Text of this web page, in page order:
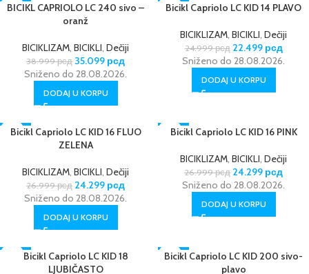
-10%
BICIKL CAPRIOLO LC 240 sivo –
oranž
BICIKLIZAM, BICIKLI, Dečiji
38.999рсд 35.099 рсд
Sniženo do 28.08.2026.
DODAJ U KORPU
-10%
Bicikl Capriolo LC KID 14 PLAVO
BICIKLIZAM, BICIKLI, Dečiji
24.999рсд 22.499 рсд
Sniženo do 28.08.2026.
DODAJ U KORPU
-10%
Bicikl Capriolo LC KID 16 FLUO
ZELENA
BICIKLIZAM, BICIKLI, Dečiji
26.999рсд 24.299 рсд
Sniženo do 28.08.2026.
DODAJ U KORPU
-10%
Bicikl Capriolo LC KID 16 PINK
BICIKLIZAM, BICIKLI, Dečiji
26.999рсд 24.299 рсд
Sniženo do 28.08.2026.
DODAJ U KORPU
Bicikl Capriolo LC KID 18
LJUBIČASTO
-10%
Bicikl Capriolo LC KID 200 sivo-
plavo